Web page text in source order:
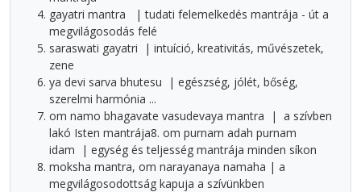
gayatri mantra
|tudati felemelkedés mantrája - út a
megvilágosodás felé
saraswati gayatri
| intuíció, kreativitás, művészetek,
zene
ya devi sarva bhutesu
| egészség, jólét, bőség,
szerelmi harmónia ...
om namo bhagavate vasudevaya mantra
| a szívben
lakó Isten mantrája8. om purnam adah purnam
idam
| egység és teljesség mantrája minden síkon
moksha mantra, om narayanaya namaha | a
megvilágosodottság kapuja a szívünkben